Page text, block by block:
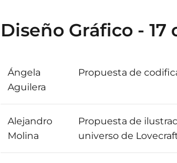
Diseño Gráfico -
Ángela
Aguilera
Propuesta de
Alejandro
Molina
Propuesta de
universo de